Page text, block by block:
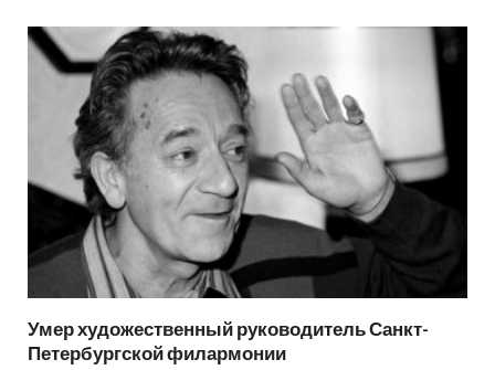
Умер художественный руководитель Санкт-
Петербургской филармонии